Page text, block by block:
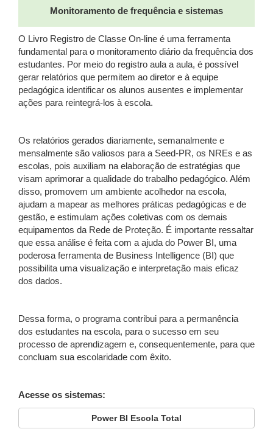
Monitoramento de frequência e sistemas
O Livro Registro de Classe On-line é uma ferramenta
fundamental para o monitoramento diário da frequência dos
estudantes. Por meio do registro aula a aula, é possível
gerar relatórios que permitem ao diretor e à equipe
pedagógica identificar os alunos ausentes e implementar
ações para reintegrá-los à escola.
Os relatórios gerados diariamente, semanalmente e
mensalmente são valiosos para a Seed-PR, os NREs e as
escolas, pois auxiliam na elaboração de estratégias que
visam aprimorar a qualidade do trabalho pedagógico. Além
disso, promovem um ambiente acolhedor na escola,
ajudam a mapear as melhores práticas pedagógicas e de
gestão, e estimulam ações coletivas com os demais
equipamentos da Rede de Proteção. É importante ressaltar
que essa análise é feita com a ajuda do Power BI, uma
poderosa ferramenta de Business Intelligence (BI) que
possibilita uma visualização e interpretação mais eficaz
dos dados.
Dessa forma, o programa contribui para a permanência
dos estudantes na escola, para o sucesso em seu
processo de aprendizagem e, consequentemente, para que
concluam sua escolaridade com êxito.
Acesse os sistemas:
Power BI Escola Total